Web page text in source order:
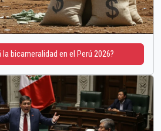
bicameralidad en el Perú 2026?